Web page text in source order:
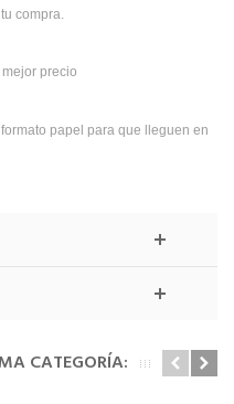
compra.
precio
papel para que lleguen en
CATEGORÍA: